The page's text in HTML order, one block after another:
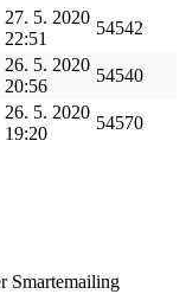
27. 5. 2020
22:51
54542
26. 5. 2020
20:56
54540
26. 5. 2020
19:20
54570